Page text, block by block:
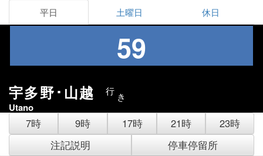
平日 土曜日 休日
59
宇多野･山越 行 き
Utano
7時 9時 17時 21時
23時
注記説明
停車停留所